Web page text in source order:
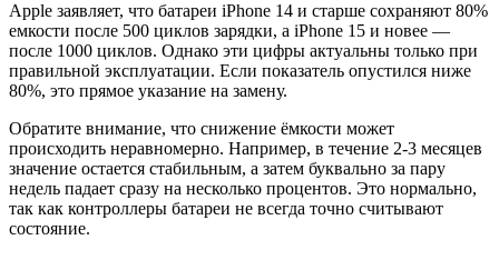
Apple заявляет, что батареи iPhone 14 и старше сохраняют 80%
емкости после 500 циклов зарядки, а iPhone 15 и новее —
после 1000 циклов. Однако эти цифры актуальны только при
правильной эксплуатации. Если показатель опустился ниже
80%, это прямое указание на замену.
Обратите внимание, что снижение ёмкости может
происходить неравномерно. Например, в течение 2-3 месяцев
значение остается стабильным, а затем буквально за пару
недель падает сразу на несколько процентов. Это нормально,
так как контроллеры батареи не всегда точно считывают
состояние.